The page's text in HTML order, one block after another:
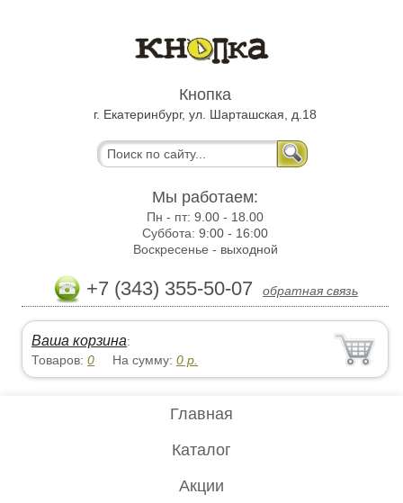
Кнопка
г. Екатеринбург, ул. Шарташская, д.18
Мы работаем:
Пн - пт:9.00 - 18.00
Суббота:9:00 - 16:00
Воскресенье - выходной
+7 (343) 355-50-07 обратная связь
Ваша корзина:
Товаров:0 На сумму:0 р.
Главная
Каталог
Акции